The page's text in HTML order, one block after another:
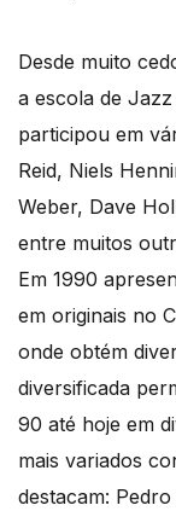
Desde muito
a escola de
participou em
Reid, Niels
Weber, Dave
entre muitos
Em 1990
em originais no
onde obtém
diversificada
90 até hoje em
mais variados
destacam: